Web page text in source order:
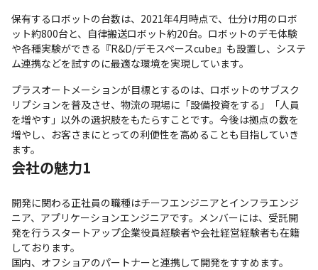
保有するロボットの台数は、2021年4月時点で、仕分け用のロボ
ット約800台と、自律搬送ロボット約20台。ロボットのデモ体験
や各種実験ができる『R&D/デモスペースcube』も設置し、システ
ム連携などを試すのに最適な環境を実現しています。
プラスオートメーションが目標とするのは、ロボットのサブスク
リプションを普及させ、物流の現場に「設備投資をする」「人員
を増やす」以外の選択肢をもたらすことです。今後は拠点の数を
増やし、お客さまにとっての利便性を高めることも目指していき
ます。
会社の魅力1
開発に関わる正社員の職種はチーフエンジニアとインフラエンジ
ニア、アプリケーションエンジニアです。メンバーには、受託開
発を行うスタートアップ企業役員経験者や会社経営経験者も在籍
しております。
国内、オフショアのパートナーと連携して開発をすすめます。